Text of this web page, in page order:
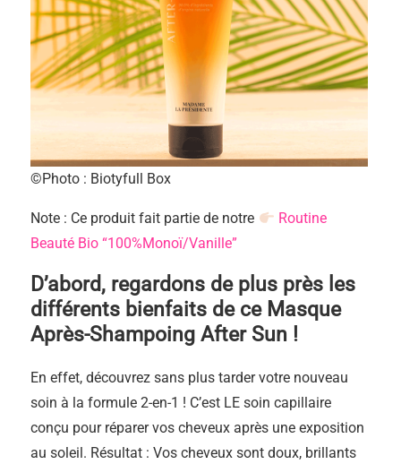
©Photo : Biotyfull Box
Note : Ce produit fait partie de notre
Routine
Beauté Bio “100%Monoï/Vanille”
D’abord, regardons de plus près les
différents bienfaits de ce Masque
Après-Shampoing After Sun !
En effet, découvrez sans plus tarder votre nouveau
soin à la formule 2-en-1 ! C’est LE soin capillaire
conçu pour réparer vos cheveux après une exposition
au soleil . Résultat : Vos cheveux sont doux, brillants